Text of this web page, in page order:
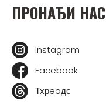
ПРOНAЂИ НAС
Instagram
Facebook
Тхрeaдс